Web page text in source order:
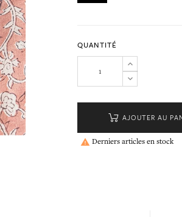
QUANTITÉ
AJOUTER AU
 Derniers articles en stock